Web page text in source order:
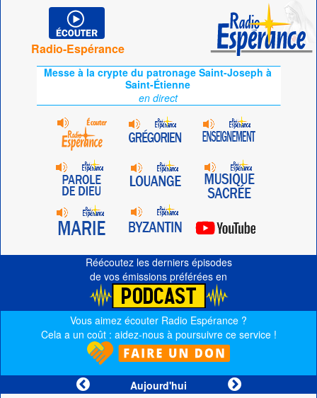
Radio-Espérance
Messe à la crypte du patronage Saint-Joseph à
Saint-Étienne
en direct
Réécoutez les derniers épisodes
de vos émissions préférées en
Vous aimez écouter Radio Espérance ?
Cela a un coût : aidez-nous à poursuivre ce service !
Aujourd'hui